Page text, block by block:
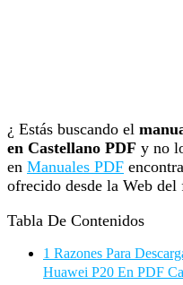
¿ Estás buscando el
en Castellano PDF y no
en Manuales PDF
ofrecido desde la Web del
Tabla De Contenidos
1 Razones Para
Huawei P20 En PDF